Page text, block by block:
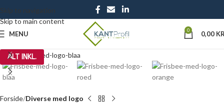
Skip to navigation
Skip to main content
MENU 0 0,00
ALT INKL.
Forside Diverse med logo